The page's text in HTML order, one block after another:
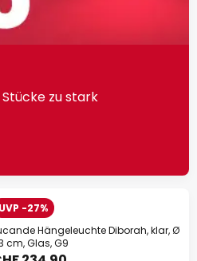
zu stark
UVP -27%
Hängeleuchte Diborah, klar, Ø
cm, Glas, G9